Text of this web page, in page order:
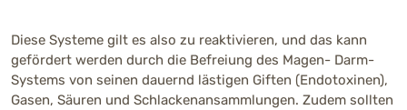
Diese Systeme gilt es also zu reaktivieren, und das kann
gefördert werden durch die Befreiung des Magen- Darm-
Systems von seinen dauernd lästigen Giften (Endotoxinen),
Gasen, Säuren und Schlackenansammlungen. Zudem sollten